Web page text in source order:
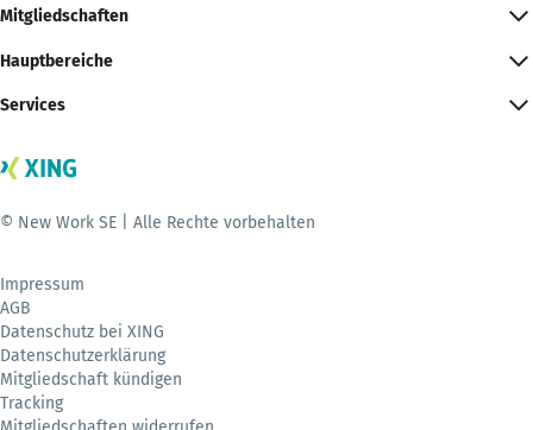
Mitgliedschaften
Hauptbereiche
Services
© New Work SE | Alle Rechte vorbehalten
Impressum
AGB
Datenschutz bei XING
Datenschutzerklärung
Mitgliedschaft kündigen
Tracking